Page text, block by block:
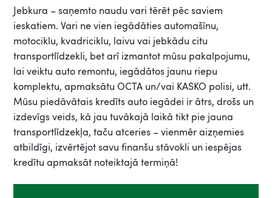
Jebkura – saņemto naudu vari tērēt pēc saviem
ieskatiem. Vari ne vien iegādāties automašīnu,
motociklu, kvadriciklu, laivu vai jebkādu citu
transportlīdzekli, bet arī izmantot mūsu pakalpojumu,
lai veiktu auto remontu, iegādātos jaunu riepu
komplektu, apmaksātu OCTA un/vai KASKO polisi, utt.
Mūsu piedāvātais kredīts auto iegādei ir ātrs, drošs un
izdevīgs veids, kā jau tuvākajā laikā tikt pie jauna
transportlīdzekļa, taču atceries – vienmēr aizņemies
atbildīgi, izvērtējot savu finanšu stāvokli un iespējas
kredītu apmaksāt noteiktajā termiņā!